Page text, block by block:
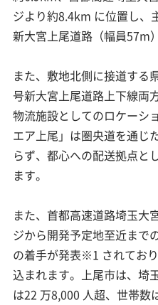
ジより約8.4km に位置し、
新大宮上尾道路（幅員57m
また、敷地北側に接道する
号新大宮上尾道路上下線両
物流施設としてのロケーシ
エア上尾」は圏央道を通じ
らず、都心への配送拠点と
ます。
また、首都高速道路埼玉大
ジから開発予定地至近まで
の着手が発表※1 されてお
込まれます。上尾市は、埼
は22 万8,000 人超、世帯